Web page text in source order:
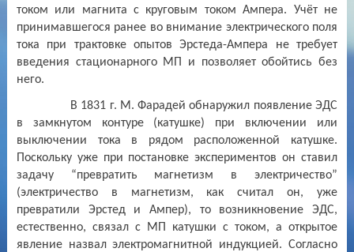
током или магнита с круговым током Ампера. Учёт не
принимавшегося ранее во внимание электрического поля
тока при трактовке опытов Эрстеда-Ампера не требует
введения стационарного МП и позволяет обойтись без
него.
В 1831 г. М. Фарадей обнаружил появление ЭДС
в замкнутом контуре (катушке) при включении или
выключении тока в рядом расположенной катушке.
Поскольку уже при постановке экспериментов он ставил
задачу “превратить магнетизм в электричество”
(электричество в магнетизм, как считал он, уже
превратили Эрстед и Ампер), то возникновение ЭДС,
естественно, связал с МП катушки с током, а открытое
явление назвал электромагнитной индукцией. Согласно